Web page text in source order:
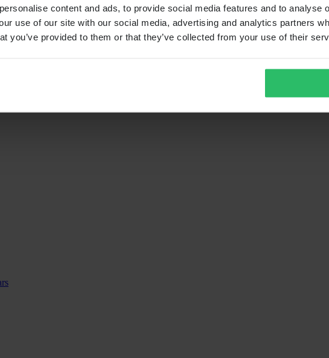
content and ads, to provide social media features and to analyse
use of our site with our social media, advertising and analytics partners
you’ve provided to them or that they’ve collected from your use of their